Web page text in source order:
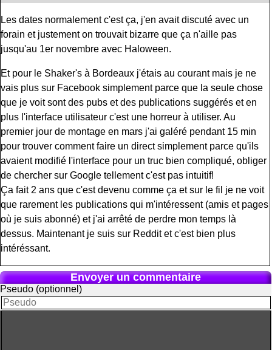
Les dates normalement c'est ça, j'en avait discuté avec un
forain et justement on trouvait bizarre que ça n'aille pas
jusqu'au 1er novembre avec Haloween.
Et pour le Shaker's à Bordeaux j'étais au courant mais je ne
vais plus sur Facebook simplement parce que la seule chose
que je voit sont des pubs et des publications suggérés et en
plus l'interface utilisateur c'est une horreur à utiliser. Au
premier jour de montage en mars j'ai galéré pendant 15 min
pour trouver comment faire un direct simplement parce qu'ils
avaient modifié l'interface pour un truc bien compliqué, obliger
de chercher sur Google tellement c'est pas intuitif!
Ça fait 2 ans que c'est devenu comme ça et sur le fil je ne voit
que rarement les publications qui m'intéressent (amis et pages
où je suis abonné) et j'ai arrêté de perdre mon temps là
dessus. Maintenant je suis sur Reddit et c'est bien plus
intéréssant.
Envoyer un commentaire
Pseudo (optionnel)